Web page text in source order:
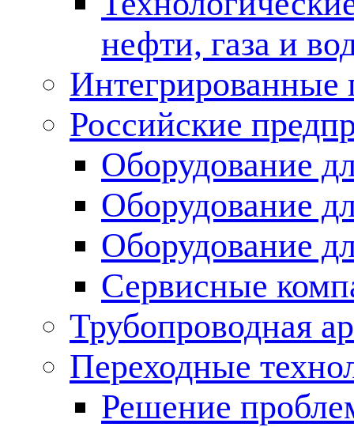
нефти, газа и
Российские
Оборудование
Оборудование
Оборудование
Сервисные
Трубопроводная
Переходные
Решение